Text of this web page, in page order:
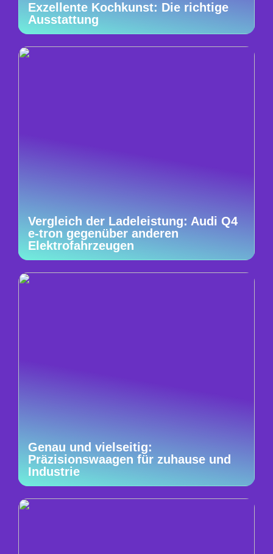
Exzellente Kochkunst: Die richtige
Ausstattung
Vergleich der Ladeleistung: Audi Q4
e-tron gegenüber anderen
Elektrofahrzeugen
Genau und vielseitig:
Präzisionswaagen für zuhause und
Industrie